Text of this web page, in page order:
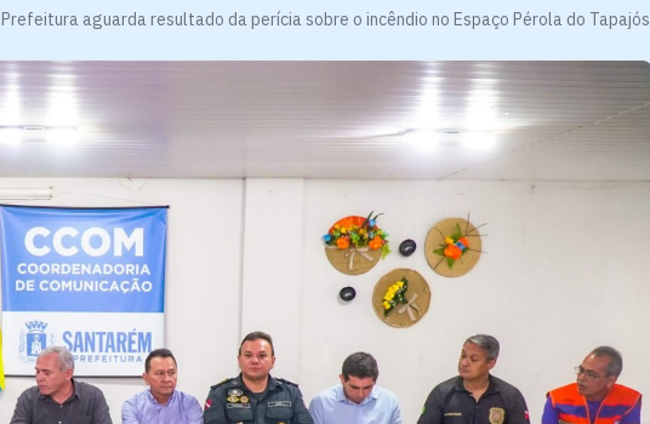
Prefeitura aguarda resultado da perícia sobre o incêndio no Espaço Pérola do Tapajós